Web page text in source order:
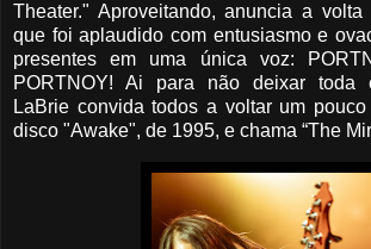
Theater." Aproveitando, anuncia a
que foi aplaudido com entusiasmo e
presentes em uma única voz:
PORTNOY! Ai para não deixar toda
LaBrie convida todos a voltar um
disco "Awake", de 1995, e chama “The